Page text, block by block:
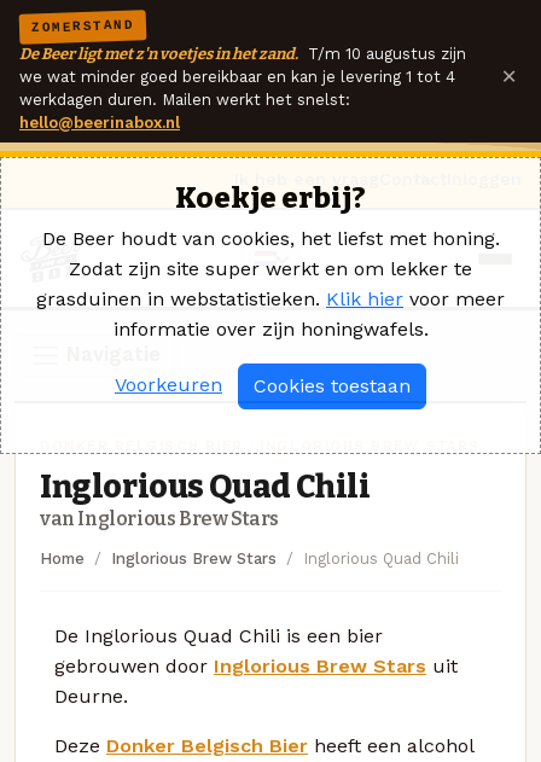
ZOMERSTAND
De Beer ligt met z'n voetjes in het zand. T/m 10 augustus zijn
we wat minder goed bereikbaar en kan je levering 1 tot 4
werkdagen duren. Mailen werkt het snelst:
hello@beerinabox.nl
×
Inglorious Quad Chili
van Inglorious Brew Stars
Home Inglorious Brew Stars Inglorious Quad Chili
De Inglorious Quad Chili is een bier
gebrouwen door Inglorious Brew Stars uit
Deurne.
Deze Donker Belgisch Bier heeft een alcohol
Koekje erbij?
De Beer houdt van cookies, het liefst met honing.
Zodat zijn site super werkt en om lekker te
grasduinen in webstatistieken. Klik hier voor meer
informatie over zijn honingwafels.
Voorkeuren Cookies toestaan